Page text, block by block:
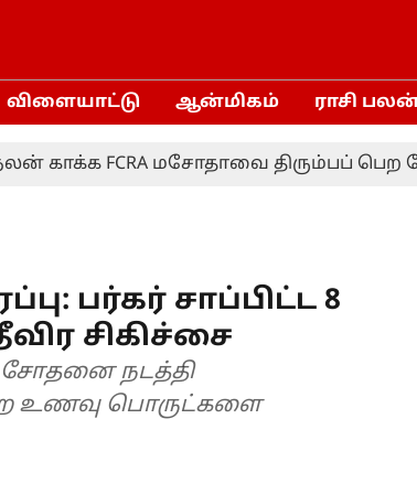
விளையாட்டு ஆன்மிகம் ராசி
FCRA மசோதாவை திரும்பப் பெற
பர்கர் சாப்பிட்ட 8
சிகிச்சை
சோதனை நடத்தி
உணவு பொருட்களை